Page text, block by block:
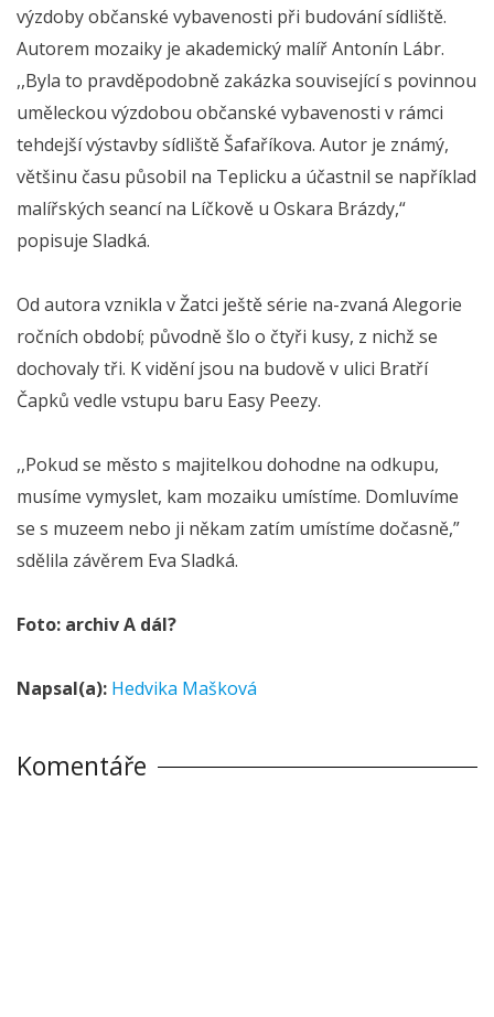
výzdoby občanské vybavenosti při budování sídliště.
Autorem mozaiky je akademický malíř Antonín Lábr.
,,Byla to pravděpodobně zakázka související s povinnou
uměleckou výzdobou občanské vybavenosti v rámci
tehdejší výstavby sídliště Šafaříkova. Autor je známý,
většinu času působil na Teplicku a účastnil se například
malířských seancí na Líčkově u Oskara Brázdy,“
popisuje Sladká.
Od autora vznikla v Žatci ještě série na-zvaná Alegorie
ročních období; původně šlo o čtyři kusy, z nichž se
dochovaly tři. K vidění jsou na budově v ulici Bratří
Čapků vedle vstupu baru Easy Peezy.
,,Pokud se město s majitelkou dohodne na odkupu,
musíme vymyslet, kam mozaiku umístíme. Domluvíme
se s muzeem nebo ji někam zatím umístíme dočasně,”
sdělila závěrem Eva Sladká.
Foto: archiv A dál?
Napsal(a): Hedvika Mašková
Komentáře